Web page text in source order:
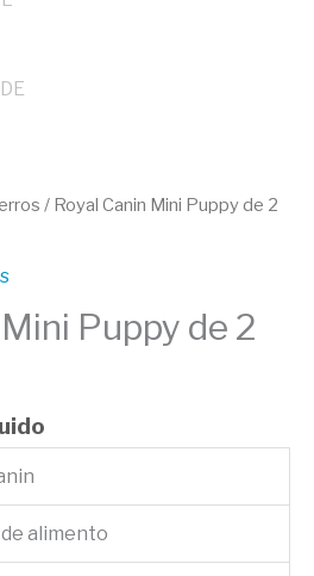
/ Royal Canin Mini Puppy de 2
Puppy de 2
de alimento